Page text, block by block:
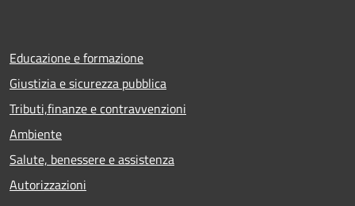
Educazione e formazione
Giustizia e sicurezza pubblica
Tributi,finanze e contravvenzioni
Ambiente
Salute, benessere e assistenza
Autorizzazioni